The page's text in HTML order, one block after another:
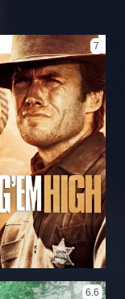
7
6.6